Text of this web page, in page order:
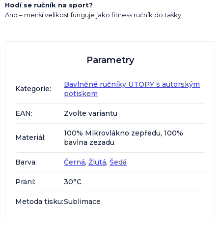
Hodí se ručník na sport?
Ano – menší velikost funguje jako fitness ručník do tašky.
Parametry
Kategorie:
Bavlněné ručníky UTOPY s autorským
potiskem
EAN: Zvolte variantu
Materiál:
100% Mikrovlákno zepředu, 100%
bavlna zezadu
Barva: Černá, Žlutá, Šedá
Praní: 30°C
Metoda tisku:Sublimace